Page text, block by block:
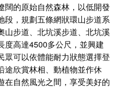
闊的原始自然森林，以低開發
段，規劃五條網狀環山步道系
山步道、北坑溪步道、北坑溪
度高達4500多公尺，並興建
眾可以依體能耐力狀態選擇登
途欣賞林相、動植物並作休
在自然風光之間，享受美好的